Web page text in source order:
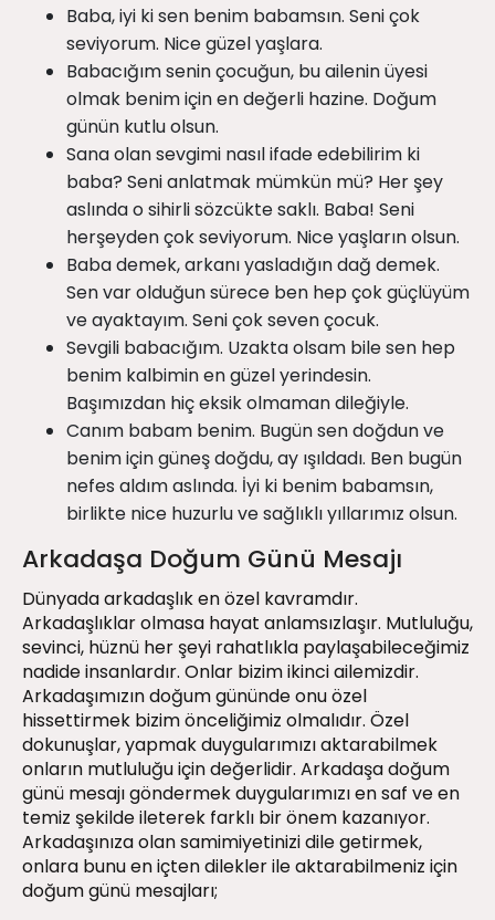
Baba, iyi ki sen benim babamsın. Seni çok
seviyorum. Nice güzel yaşlara.
Babacığım senin çocuğun, bu ailenin üyesi
olmak benim için en değerli hazine. Doğum
günün kutlu olsun.
Sana olan sevgimi nasıl ifade edebilirim ki
baba? Seni anlatmak mümkün mü? Her şey
aslında o sihirli sözcükte saklı. Baba! Seni
herşeyden çok seviyorum. Nice yaşların olsun.
Baba demek, arkanı yasladığın dağ demek.
Sen var olduğun sürece ben hep çok güçlüyüm
ve ayaktayım. Seni çok seven çocuk.
Sevgili babacığım. Uzakta olsam bile sen hep
benim kalbimin en güzel yerindesin.
Başımızdan hiç eksik olmaman dileğiyle.
Canım babam benim. Bugün sen doğdun ve
benim için güneş doğdu, ay ışıldadı. Ben bugün
nefes aldım aslında. İyi ki benim babamsın,
birlikte nice huzurlu ve sağlıklı yıllarımız olsun.
Arkadaşa Doğum Günü Mesajı
Dünyada arkadaşlık en özel kavramdır.
Arkadaşlıklar olmasa hayat anlamsızlaşır. Mutluluğu,
sevinci, hüznü her şeyi rahatlıkla paylaşabileceğimiz
nadide insanlardır. Onlar bizim ikinci ailemizdir.
Arkadaşımızın doğum gününde onu özel
hissettirmek bizim önceliğimiz olmalıdır. Özel
dokunuşlar, yapmak duygularımızı aktarabilmek
onların mutluluğu için değerlidir. Arkadaşa doğum
günü mesajı göndermek duygularımızı en saf ve en
temiz şekilde ileterek farklı bir önem kazanıyor.
Arkadaşınıza olan samimiyetinizi dile getirmek,
onlara bunu en içten dilekler ile aktarabilmeniz için
doğum günü mesajları;